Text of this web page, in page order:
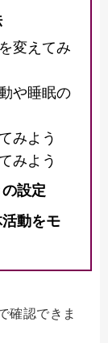
変えてみ
や睡眠の
みよう
みよう
設定
動をモ
確認できま